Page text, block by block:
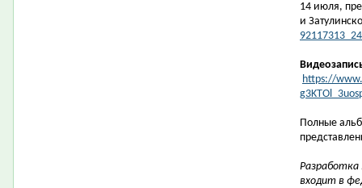
14 июля,
и
https://
Полные
входит в